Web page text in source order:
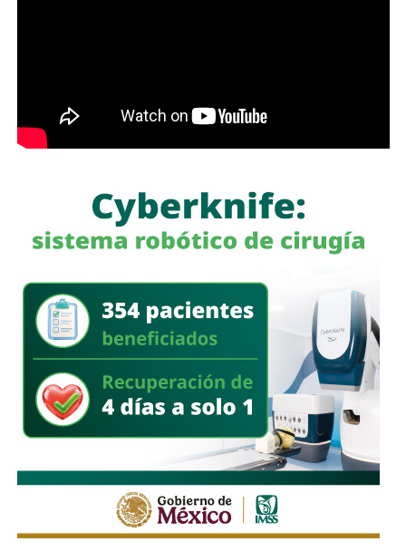
Porque tampoco en el video se ve nada claro, la verdad es
que no se define nada”, señaló.
declaraciones de la titular de la Fiscalía General del
Estado, quien habría señalado que el sitio donde
ocurrieron los hechos es un punto identificado por las
autoridades. Al respecto, cuestionó por qué ese lugar
no ha sido intervenido previamente
“Hace rato oí la declaración de la fiscal que decía que ahí
era un punto. Yo digo, ¿por qué no se ha atacado ese
punto?”, expresó.